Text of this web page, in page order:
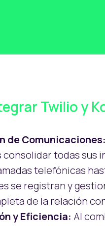
Twilio y
de Comunicaciones:
consolidar todas
telefónicas
se registran y
de la relación
y Eficiencia: Al